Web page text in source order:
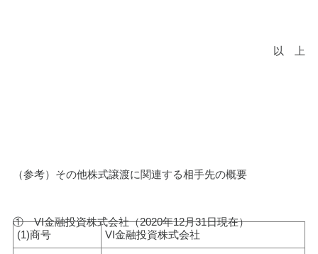
以　上
（参考）その他株式譲渡に関連する相手先の概要
①　VI金融投資株式会社（2020年12月31日現在）
(1)商号
VI金融投資株式会社